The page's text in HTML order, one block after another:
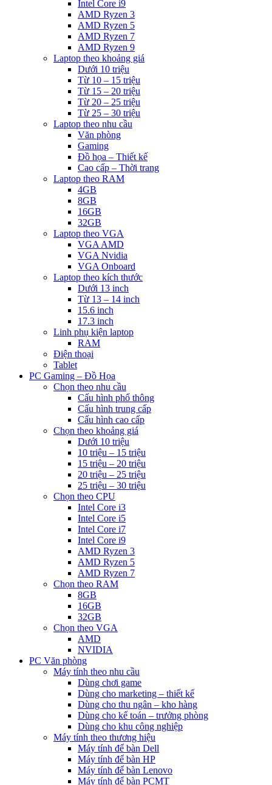
Intel Core i9
AMD Ryzen 3
AMD Ryzen 5
AMD Ryzen 7
AMD Ryzen 9
Laptop theo khoảng giá
Dưới 10 triệu
Từ 10 – 15 triệu
Từ 15 – 20 triệu
Từ 20 – 25 triệu
Từ 25 – 30 triệu
Laptop theo nhu cầu
Văn phòng
Gaming
Đồ họa – Thiết kế
Cao cấp – Thời trang
Laptop theo RAM
4GB
8GB
16GB
32GB
Laptop theo VGA
VGA AMD
VGA Nvidia
VGA Onboard
Laptop theo kích thước
Dưới 13 inch
Từ 13 – 14 inch
15.6 inch
17.3 inch
Linh phụ kiện laptop
RAM
Điện thoại
Tablet
PC Gaming – Đồ Họa
Chọn theo nhu cầu
Cấu hình phổ thông
Cấu hình trung cấp
Cấu hình cao cấp
Chọn theo khoảng giá
Dưới 10 triệu
10 triệu – 15 triệu
15 triệu – 20 triệu
20 triệu – 25 triệu
25 triệu – 30 triệu
Chọn theo CPU
Intel Core i3
Intel Core i5
Intel Core i7
Intel Core i9
AMD Ryzen 3
AMD Ryzen 5
AMD Ryzen 7
Chọn theo RAM
8GB
16GB
32GB
Chọn theo VGA
AMD
NVIDIA
PC Văn phòng
Máy tính theo nhu cầu
Dùng chơi game
Dùng cho marketing – thiết kế
Dùng cho thu ngân – kho hàng
Dùng cho kế toán – trưởng phòng
Dùng cho khu công nghiệp
Máy tính theo thương hiệu
Máy tính để bàn Dell
Máy tính để bàn HP
Máy tính để bàn Lenovo
Máy tính để bàn PCMT